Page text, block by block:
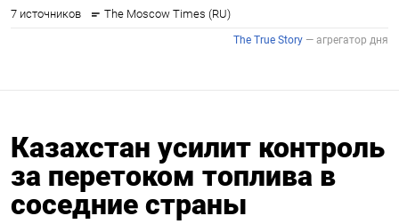
Казахстан усилит контроль
за перетоком топлива в
соседние страны